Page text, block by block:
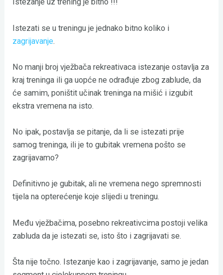
Istezanje uz trening je bitno !!!
Istezati se u treningu je jednako bitno koliko i
zagrijavanje.
No manji broj vježbača rekreativaca istezanje ostavlja za
kraj treninga ili ga uopće ne odrađuje zbog zablude, da
će samim, poništit učinak treninga na mišić i izgubit
ekstra vremena na isto.
No ipak, postavlja se pitanje, da li se istezati prije
samog treninga, ili je to gubitak vremena pošto se
zagrijavamo?
Definitivno je gubitak, ali ne vremena nego spremnosti
tijela na opterećenje koje slijedi u treningu.
Među vježbačima, posebno rekreativcima postoji velika
zabluda da je istezati se, isto što i zagrijavati se.
Šta nije točno. Istezanje kao i zagrijavanje, samo je jedan